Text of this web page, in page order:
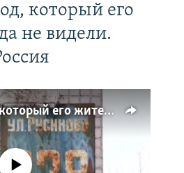
который его
не видели.
Как живет город, который его жители никогда не видели. Неизвестная Россия
currently available